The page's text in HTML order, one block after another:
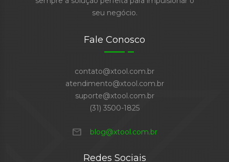
seu negócio.
Fale Conosco
contato@xtool.com.br
atendimento@xtool.com.br
suporte@xtool.com.br
(31) 3500-1825
mail blog@xtool.com.br
Redes Sociais